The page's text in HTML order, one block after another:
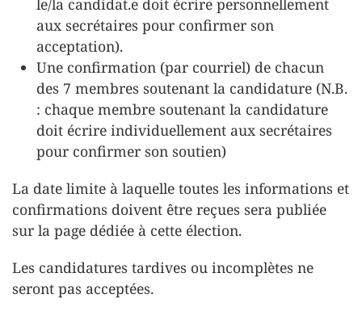
le/la candidat.e doit écrire personnellement
aux secrétaires pour confirmer son
acceptation).
Une confirmation (par courriel) de chacun
des 7 membres soutenant la candidature (N.B.
: chaque membre soutenant la candidature
doit écrire individuellement aux secrétaires
pour confirmer son soutien)
La date limite à laquelle toutes les informations et
confirmations doivent être reçues sera publiée
sur la page dédiée à cette élection.
Les candidatures tardives ou incomplètes ne
seront pas acceptées.